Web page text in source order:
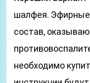
шалфея. Эфирные
состав,
необходимо